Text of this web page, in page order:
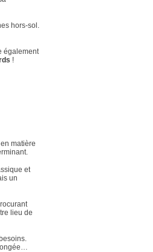
hors-sol.
également
!
matière
et
un
lieu de